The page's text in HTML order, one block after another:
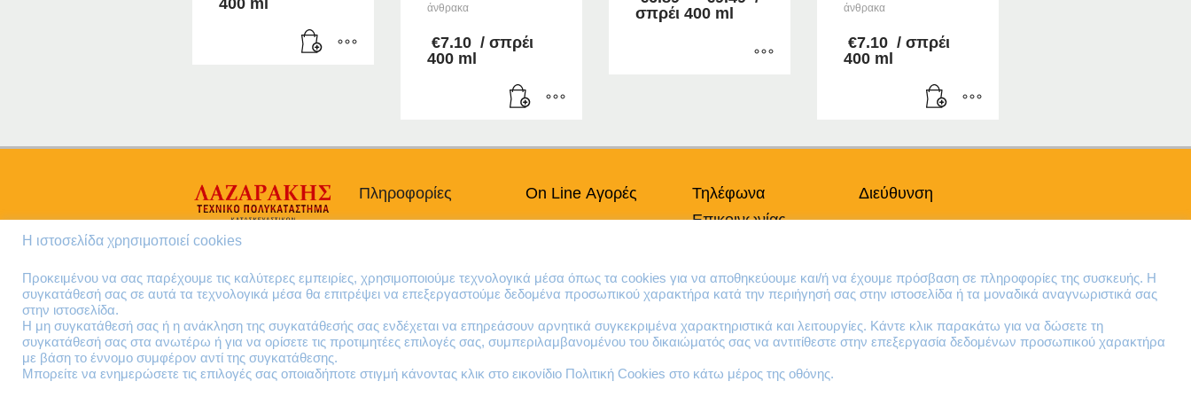
400 ml
άνθρακα
€7.10 / σπρέι
400 ml
through
σπρέι 400 ml
Οι
επιλογές
επιλεγούν
στη
του
άνθρακα
€7.10 / σπρέι
400 ml
Πληροφορίες On Line Αγορές
Επιστροφές Προϊόντων
Τηλέφωνα
Επικοινωνίας
210 41 13 280
Διεύθυνση
Τ.Κ. 182 33
Email
Η ιστοσελίδα χρησιμοποιεί cookies
Προκειμένου να σας παρέχουμε τις καλύτερες εμπειρίες, χρησιμοποιούμε τεχνολογικά μέσα όπως τα cookies για να αποθηκεύουμε και/ή να έχουμε πρόσβαση σε πληροφορίες της συσκευής. Η
συγκατάθεσή σας σε αυτά τα τεχνολογικά μέσα θα επιτρέψει να επεξεργαστούμε δεδομένα προσωπικού χαρακτήρα κατά την περιήγησή σας στην ιστοσελίδα ή τα μοναδικά αναγνωριστικά σας
στην ιστοσελίδα.
Η μη συγκατάθεσή σας ή η ανάκληση της συγκατάθεσής σας ενδέχεται να επηρεάσουν αρνητικά συγκεκριμένα χαρακτηριστικά και λειτουργίες. Κάντε κλικ παρακάτω για να δώσετε τη
συγκατάθεσή σας στα ανωτέρω ή για να ορίσετε τις προτιμητέες επιλογές σας, συμπεριλαμβανομένου του δικαιώματός σας να αντιτίθεστε στην επεξεργασία δεδομένων προσωπικού χαρακτήρα
με βάση το έννομο συμφέρον αντί της συγκατάθεσης.
Μπορείτε να ενημερώσετε τις επιλογές σας οποιαδήποτε στιγμή κάνοντας κλικ στο εικονίδιο Πολιτική Cookies στο κάτω μέρος της οθόνης.